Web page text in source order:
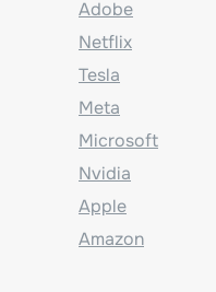
Adobe
Netflix
Tesla
Meta
Microsoft
Nvidia
Apple
Amazon